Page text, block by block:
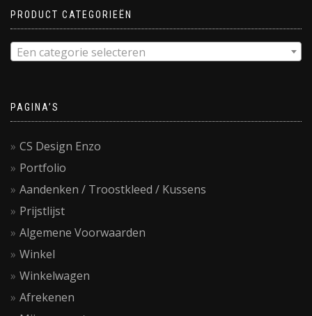
PRODUCT CATEGORIEËN
Een categorie selecteren
PAGINA’S
CS Design Enzo
Portfolio
Aandenken / Troostkleed / Kussens
Prijstlijst
Algemene Voorwaarden
Winkel
Winkelwagen
Afrekenen